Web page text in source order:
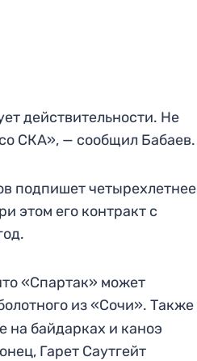
действительности. Не
СКА», — сообщил Бабаев.
подпишет четырехлетнее
этом его контракт с
«Спартак» может
из «Сочи». Также
на байдарках и каноэ
Гарет Саутгейт